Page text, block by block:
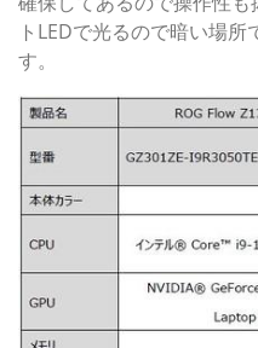
トLEDで光るので暗い場
す。